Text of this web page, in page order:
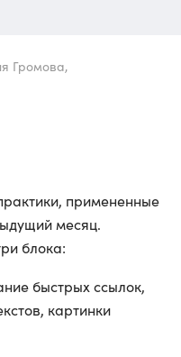
Громова,
примененные
месяц.
блока:
быстрых ссылок,
картинки